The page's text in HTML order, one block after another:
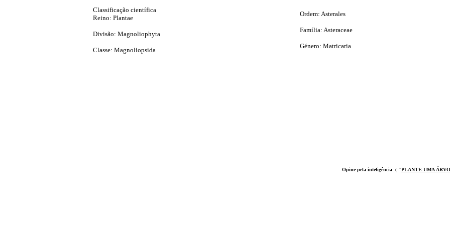
Classificação científica
Reino: Plantae
Divisão: Magnoliophyta
Classe: Magnoliopsida
Ordem: Asterales
Família: Asteraceae
Género: Matricaria
Opine pela inteligência ( "PLANTE UMA